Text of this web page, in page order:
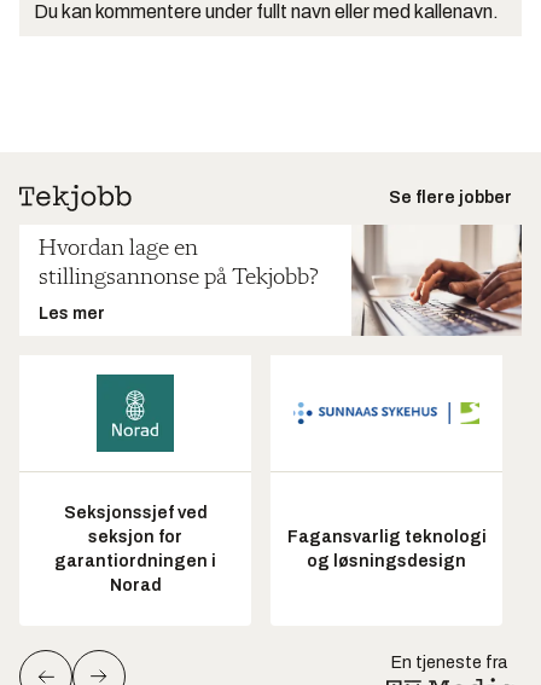
Du kan kommentere under fullt navn eller med kallenavn.
Se flere jobber
Hvordan lage en
stillingsannonse på Tekjobb?
Les mer
Seksjonssjef ved
seksjon for
garantiordningen i
Norad
Fagansvarlig teknologi
og løsningsdesign
En tjeneste fra